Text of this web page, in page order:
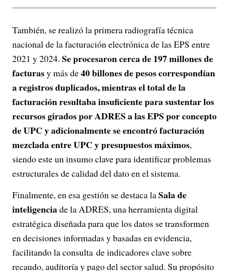
También, se realizó la primera radiografía técnica
nacional de la facturación electrónica de las EPS entre
2021 y 2024. Se procesaron cerca de 197 millones de
facturasy más de40 billones de pesos correspondían
a registros duplicados, mientras el total de la
facturación resultaba insuficiente para sustentar los
recursos girados por ADRES a las EPS por concepto
de UPC y adicionalmente se encontró facturación
mezclada entre UPC y presupuestos máximos,
siendo este un insumo clave para identificar problemas
estructurales de calidad del dato en el sistema.
Finalmente, en esa gestión se destaca laSala de
inteligenciade la ADRES, una herramienta digital
estratégica diseñada para que los datos se transformen
en decisiones informadas y basadas en evidencia,
facilitando la consulta de indicadores clave sobre
recaudo, auditoría y pago del sector salud. Su propósito